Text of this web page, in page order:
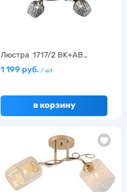
Люстра 1717/2 BK+AB…
1 199 руб. / шт
в корзину